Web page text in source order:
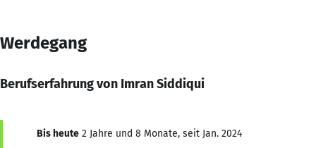
Werdegang
Berufserfahrung von Imran Siddiqui
Bis heute 2 Jahre und 8 Monate, seit Jan. 2024